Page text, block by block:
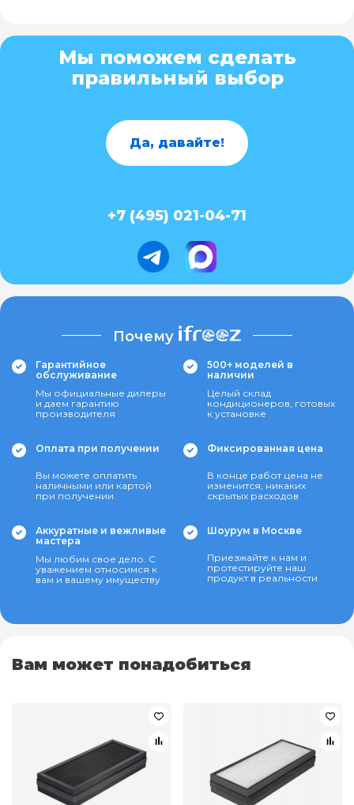
Мы поможем сделать
правильный выбор
Да, давайте!
+7 (495) 021-04-71
Почему
Гарантийное
обслуживание
Мы официальные дилеры
и даем гарантию
производителя
500+ моделей в
наличии
Целый склад
кондиционеров, готовых
к установке
Оплата при получении
Вы можете оплатить
наличными или картой
при получении
Фиксированная цена
В конце работ цена не
изменится, никаких
скрытых расходов
Аккуратные и вежливые
мастера
Мы любим свое дело. С
уважением относимся к
вам и вашему имуществу
Шоурум в Москве
Приезжайте к нам и
протестируйте наш
продукт в реальности
Вам может понадобиться